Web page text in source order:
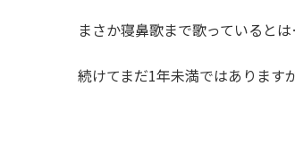
まさか寝鼻歌まで歌っていると
続けてまだ1年未満ではあります